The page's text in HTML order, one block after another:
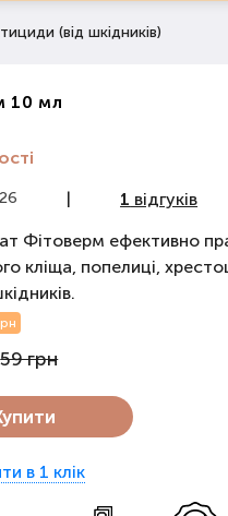
(від шкідників)
10 мл
| 1 відгуків
Фітоверм ефективно
кліща, попелиці,
59 грн
в 1 клік